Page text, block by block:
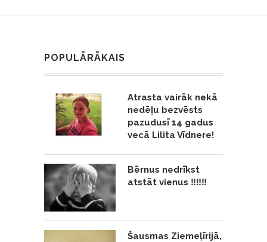
POPULĀRĀKAIS
Atrasta vairāk nekā
nedēļu bezvēsts
pazudusī 14 gadus
vecā Lilita Vīdnere!
Bērnus nedrīkst
atstāt vienus ‼️‼️‼️
Šausmas Ziemeļīrijā,